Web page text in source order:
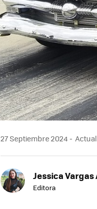
27 Septiembre 2024
Jessica Vargas
Editora